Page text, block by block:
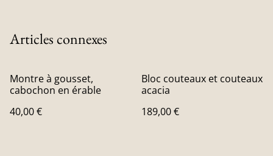
Articles connexes
Montre à gousset,
cabochon en érable
40,00 €
Bloc couteaux et couteaux
acacia
189,00 €